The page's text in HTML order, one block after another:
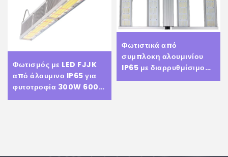
Φωτισμός με LED FJJK
από άλουμινο IP65 για
φυτοτροφία 300W 600W
Full Cycle Spectrum
Φωτιστικά από
συμπλοκη αλουμινίου
IP65 με διαρρυθμίσιμο
φως, διαρρυθμίσιμα με